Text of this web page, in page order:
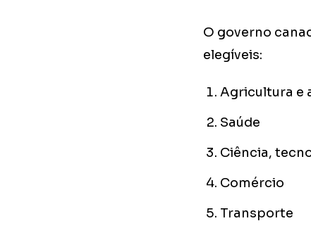
O governo
elegíveis:
Agricultura e
Saúde
Ciência,
Comércio
Transporte